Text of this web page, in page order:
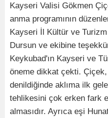
Kayseri Valisi Gökmen
anma programının
Kayseri İl Kültür ve
Dursun ve ekibine
Keykubad'ın Kayseri ve
öneme dikkat çekti.
denildiğinde aklıma ilk
tehlikesini çok erken fark
almasıdır. Ayrıca eşi